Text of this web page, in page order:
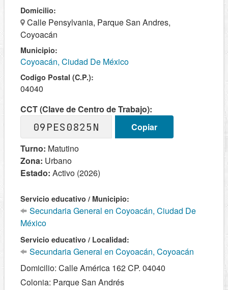
Domicilio:
Calle Pensylvania, Parque San Andres,
Coyoacán
Municipio:
Coyoacán, Ciudad De México
Codigo Postal (C.P.):
04040
CCT (Clave de Centro de Trabajo):
09PES0825N
Copiar
Turno: Matutino
Zona: Urbano
Estado: Activo (2026)
Servicio educativo / Municipio:
Secundaria General en Coyoacán, Ciudad De
México
Servicio educativo / Localidad:
Secundaria General en Coyoacán, Coyoacán
Domicilio: Calle América 162 CP. 04040
Colonia: Parque San Andrés